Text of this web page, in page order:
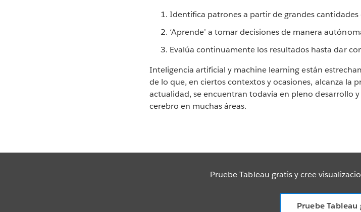
Identifica patrones a partir de grandes
‘Aprende’ a tomar decisiones de manera
Evalúa continuamente los resultados hasta dar
Inteligencia artificial y machine learning están
de lo que, en ciertos contextos y ocasiones, alcanza la
actualidad, se encuentran todavía en pleno desarrollo
cerebro en muchas áreas.
Pruebe Tableau gratis y cree
Pruebe Tableau